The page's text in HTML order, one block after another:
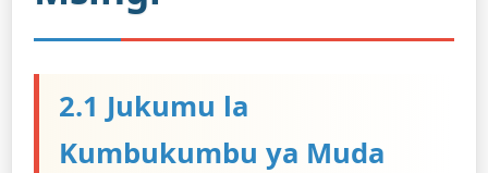
2.1 Jukumu la
Kumbukumbu ya Muda